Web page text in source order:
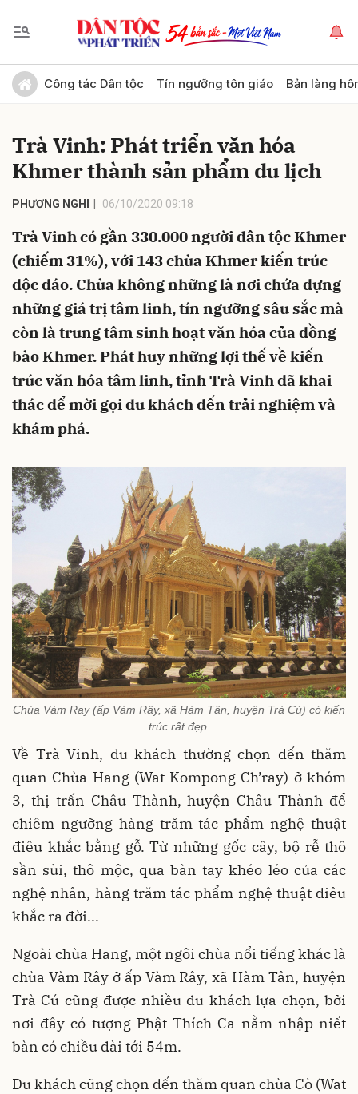
Công tác Dân tộc Tín ngưỡng tôn giáo Bản làng
Trà Vinh: Phát triển văn hóa
Khmer thành sản phẩm du lịch
PHƯƠNG NGHI 06/10/2020 09:18
Trà Vinh có gần 330.000 người dân tộc Khmer
(chiếm 31%), với 143 chùa Khmer kiến trúc
độc đáo. Chùa không những là nơi chứa đựng
những giá trị tâm linh, tín ngưỡng sâu sắc mà
còn là trung tâm sinh hoạt văn hóa của đồng
bào Khmer. Phát huy những lợi thế về kiến
trúc văn hóa tâm linh, tỉnh Trà Vinh đã khai
thác để mời gọi du khách đến trải nghiệm và
khám phá.
Chùa Vàm Ray (ấp Vàm Rây, xã Hàm Tân, huyện Trà Cú) có kiến
trúc rất đẹp.
Về Trà Vinh, du khách thường chọn đến thăm
quan Chùa Hang (Wat Kompong Ch’ray) ở khóm
3, thị trấn Châu Thành, huyện Châu Thành để
chiêm ngưỡng hàng trăm tác phẩm nghệ thuật
điêu khắc bằng gỗ. Từ những gốc cây, bộ rễ thô
sần sùi, thô mộc, qua bàn tay khéo léo của các
nghệ nhân, hàng trăm tác phẩm nghệ thuật điêu
khắc ra đời...
Ngoài chùa Hang, một ngôi chùa nổi tiếng khác là
chùa Vàm Rây ở ấp Vàm Rây, xã Hàm Tân, huyện
Trà Cú cũng được nhiều du khách lựa chọn, bởi
nơi đây có tượng Phật Thích Ca nằm nhập niết
bàn có chiều dài tới 54m.
Du khách cũng chọn đến thăm quan chùa Cò (Wat
Gửi bình luận
Hủy Gửi